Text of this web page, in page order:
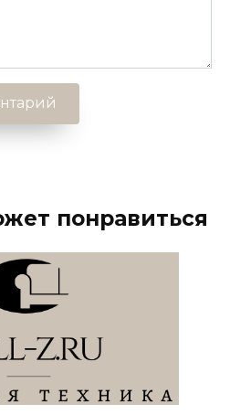
понравиться